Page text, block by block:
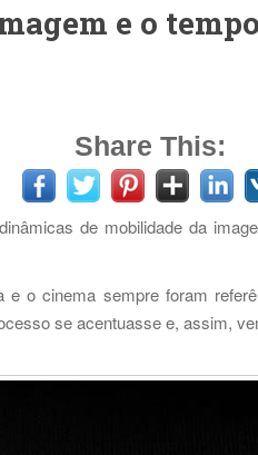
e o tempo
Share This:
de mobilidade da
o cinema sempre foram
se acentuasse e, assim,